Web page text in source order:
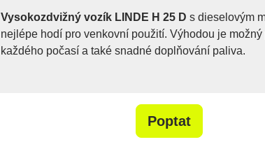
Vysokozdvižný vozík LINDE H 25 D s dieselovým
nejlépe hodí pro venkovní použití. Výhodou je možný
každého počasí a také snadné doplňování paliva.
Poptat